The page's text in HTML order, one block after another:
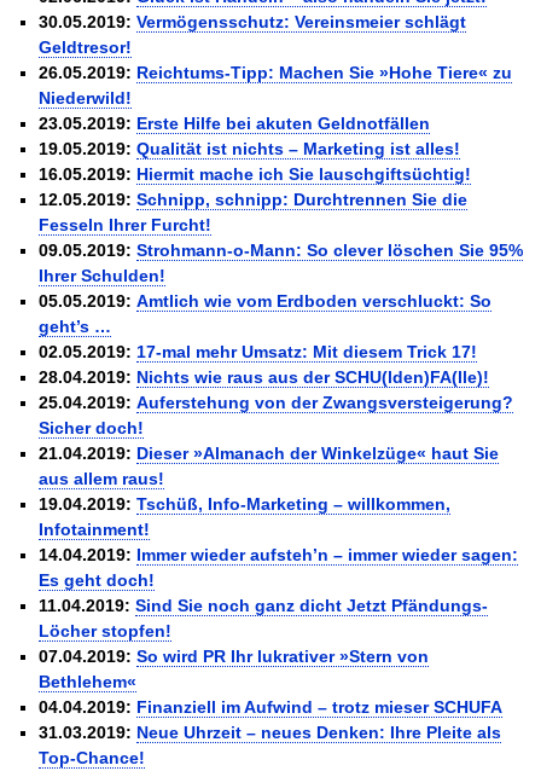
30.05.2019:Vermögensschutz: Vereinsmeier schlägt
Geldtresor!
26.05.2019: Reichtums-Tipp: Machen Sie »Hohe Tiere« zu
Niederwild!
23.05.2019: Erste Hilfe bei akuten Geldnotfällen
19.05.2019:Qualität ist nichts – Marketing ist alles!
16.05.2019: Hiermit mache ich Sie lauschgiftsüchtig!
12.05.2019:Schnipp, schnipp: Durchtrennen Sie die
Fesseln Ihrer Furcht!
09.05.2019:Strohmann-o-Mann: So clever löschen Sie 95%
Ihrer Schulden!
05.05.2019:Amtlich wie vom Erdboden verschluckt: So
geht’s …
02.05.2019: 17-mal mehr Umsatz: Mit diesem Trick 17!
28.04.2019: Nichts wie raus aus der SCHU(lden)FA(lle)!
25.04.2019:Auferstehung von der Zwangsversteigerung?
Sicher doch!
21.04.2019: Dieser »Almanach der Winkelzüge« haut Sie
aus allem raus!
19.04.2019:Tschüß, Info-Marketing – willkommen,
Infotainment!
14.04.2019: Immer wieder aufsteh’n – immer wieder sagen:
Es geht doch!
11.04.2019:Sind Sie noch ganz dicht Jetzt Pfändungs-
Löcher stopfen!
07.04.2019:So wird PR Ihr lukrativer »Stern von
Bethlehem«
04.04.2019: Finanziell im Aufwind – trotz mieser SCHUFA
31.03.2019: Neue Uhrzeit – neues Denken: Ihre Pleite als
Top-Chance!